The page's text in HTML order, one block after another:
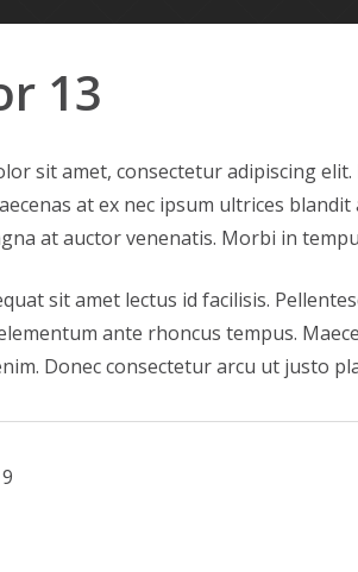
13
sit amet, consectetur adipiscing
at ex nec ipsum ultrices
at auctor venenatis. Morbi in
sit amet lectus id facilisis.
ante rhoncus tempus.
Donec consectetur arcu ut justo